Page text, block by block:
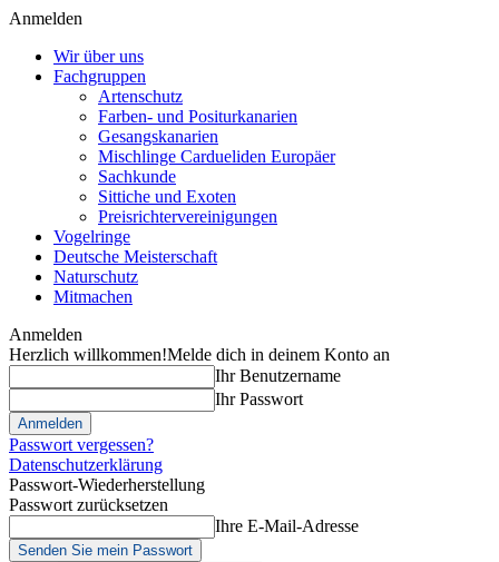
Anmelden
Wir über uns
Fachgruppen
Artenschutz
Farben- und Positurkanarien
Gesangskanarien
Mischlinge Cardueliden Europäer
Sachkunde
Sittiche und Exoten
Preisrichtervereinigungen
Vogelringe
Deutsche Meisterschaft
Naturschutz
Mitmachen
Anmelden
Herzlich willkommen!Melde dich in deinem Konto an
Ihr Benutzername
Ihr Passwort
Passwort vergessen?
Datenschutzerklärung
Passwort-Wiederherstellung
Passwort zurücksetzen
Ihre E-Mail-Adresse